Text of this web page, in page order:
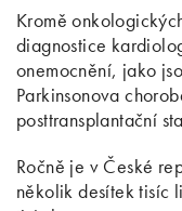
Kromě
diagnostice
onemocnění, jako
Parkinsonova
posttransplantační
Ročně je v České
několik desítek tisíc